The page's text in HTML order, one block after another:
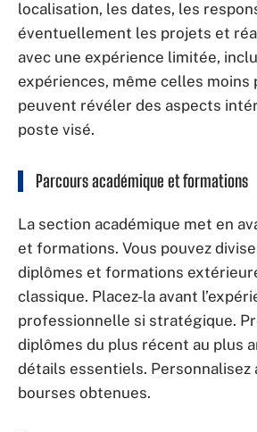
localisation, les dates, les
éventuellement les projets et
avec une expérience limitée,
expériences, même celles
peuvent révéler des aspects
poste visé.
Parcours académique et formations
La section académique met en
et formations. Vous pouvez
diplômes et formations
classique. Placez-la avant
professionnelle si stratégique.
diplômes du plus récent au plus
détails essentiels. Personnalisez
bourses obtenues.